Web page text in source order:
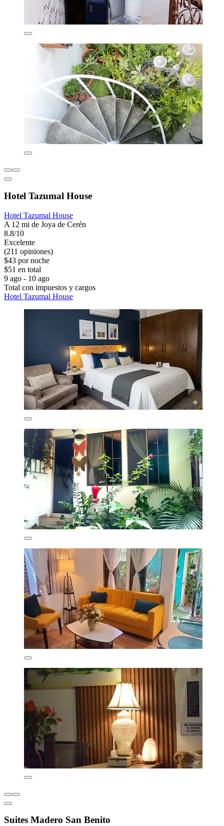
Hotel Tazumal House
Hotel Tazumal House
A 12 mi de Joya de Cerén
8.8/10
Excelente
(211 opiniones)
$43 por noche
$51 en total
9 ago - 10 ago
Total con impuestos y cargos
Hotel Tazumal House
Suites Madero San Benito